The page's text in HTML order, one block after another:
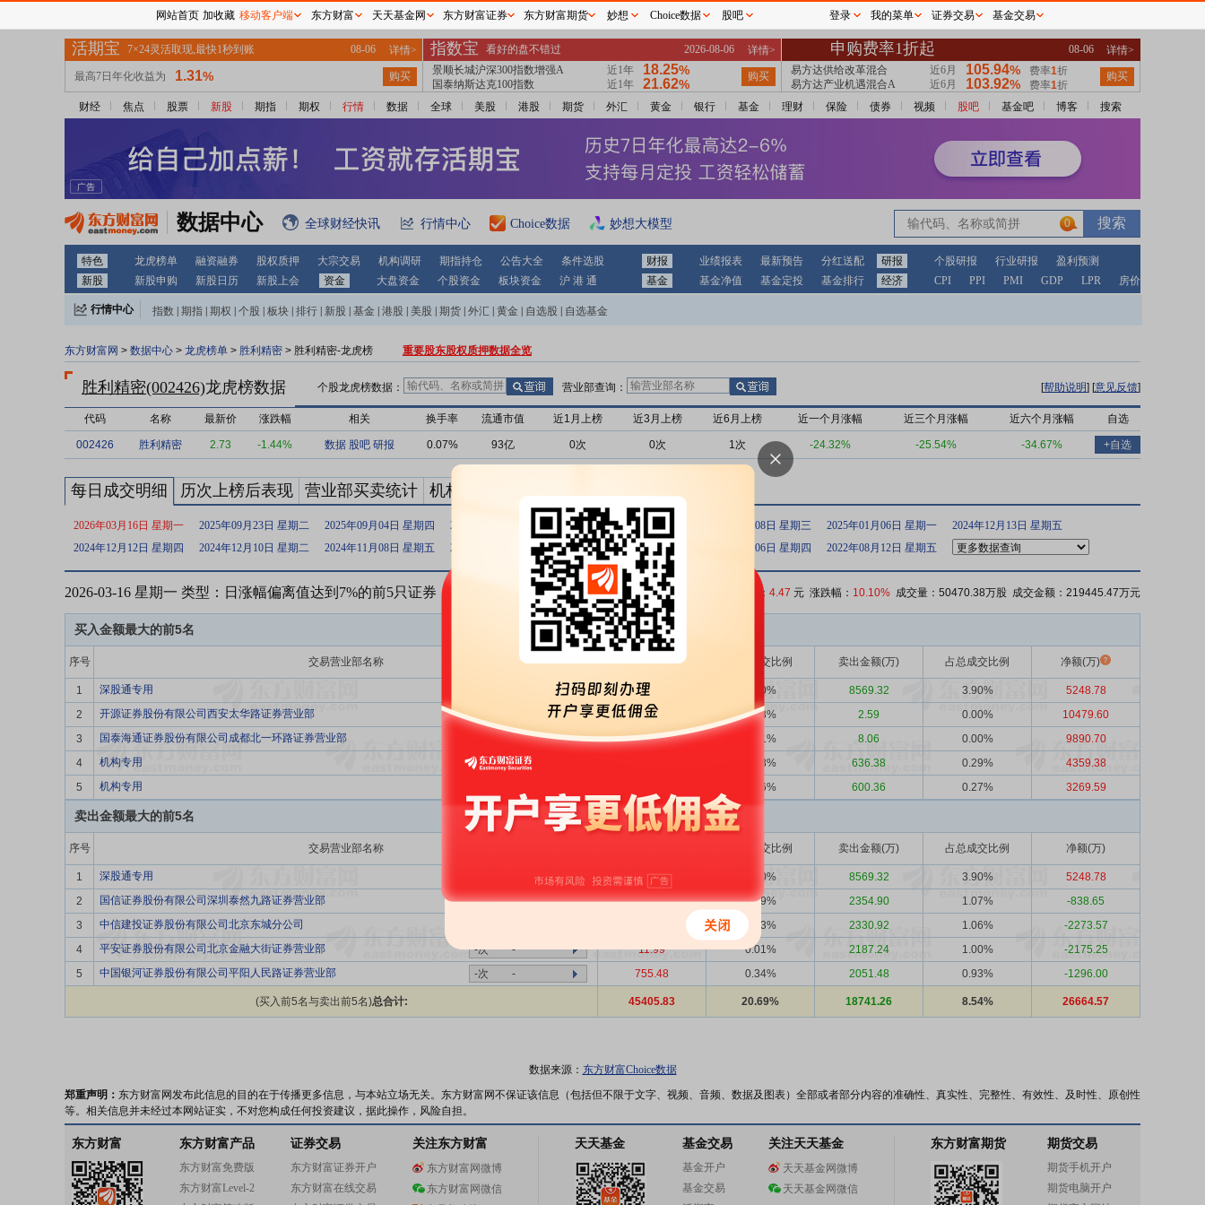
财经 焦点 股票 新股 期指 期权 行情 数据 全球 美股 港股 期货 外汇 黄金 银行 基金 理财 保险 债券 视频 股吧 基金吧 博客 搜索
数据中心 全球财经快讯 行情中心 Choice数据 妙想大模型 0
特色 龙虎榜单 融资融券 股权质押 大宗交易 机构调研 期指持仓 公告大全 条件选股 财报 业绩报表 最新预告 分红送配 研报 个股研报 行业研报
盈利预测
新股
新股申购 新股日历 新股上会 资金 大盘资金 个股资金 板块资金 沪 港 通 基金 基金净值 基金定投 基金排行 经济 CPI PPI PMI GDP LPR 房价
行情中心 指数 期指 期权 个股 板块 排行 新股 基金 港股 美股 期货 外汇 黄金 自选股 自选基金
东方财富网 > 数据中心 > 龙虎榜单 > 胜利精密 > 胜利精密-龙虎榜 重要股东股权质押数据全览
胜利精密(002426)龙虎榜数据 个股龙虎榜数据： 营业部查询： [帮助说明] [意见反馈]
代码 名称 最新价 涨跌幅 相关 换手率 流通市值 近1月上榜 近3月上榜 近6月上榜 近一个月涨幅 近三个月涨幅 近六个月涨幅 自选
002426 胜利精密 2.73 -1.44% 数据 股吧 研报 0.07% 93亿 0次 0次 1次 -24.32% -25.54% -34.67% +自选
每日成交明细 历次上榜后表现 营业部买卖统计 机构买卖统计
2026年03月16日 星期一 2025年09月23日 星期二 2025年09月04日 星期四 2025年03月11日 星期二 2025年02月20日 星期四 2025年01月08日 星期三 2025年01月06日 星期一
2024年12月13日 星期五
2024年12月12日 星期四
2024年12月10日 星期二 2024年11月08日 星期五 2024年08月30日 星期五 2023年08月31日 星期四 2023年04月06日 星期四 2022年08月12日 星期五
2026-03-16 星期一 类型：日涨幅偏离值达到7%的前5只证券 收盘价： 4.47 元 涨跌幅： 10.10% 成交量：50470.38万股 成交金额：219445.47万元
买入金额最大的前5名
序号 交易营业部名称 买入金额(万) 占总成交比例 卖出金额(万) 占总成交比例 净额(万)
1 深股通专用 13818.10 6.30% 8569.32 3.90%
5248.78
2
开源证券股份有限公司西安太华路证券营业部 465次 46.24% 10482.19 4.78% 2.59 0.00%
10479.60
3
国泰海通证券股份有限公司成都北一环路证券营业部 75次 52.00% 9898.76 4.51% 8.06 0.00%
9890.70
4
机构专用 2719次39.39% 2.28% 636.38 0.29%
4359.38
5
机构专用 1.76% 600.36 0.27% 3269.59
卖出金额最大的前5名
序号 交易营业部名称 占总成交比例 卖出金额(万) 占总成交比例 净额(万)
1 深股通专用 39.66% 13818.10 6.30% 8569.32 3.90%
5248.78
2
国信证券股份有限公司深圳泰然九路证券营业部 30次 36.67% 1516.25 0.69% 2354.90 1.07%
-838.65
3
中信建投证券股份有限公司北京东城分公司 0.03% 2330.92 1.06%
-2273.57
4
平安证券股份有限公司北京金融大街证券营业部 -次 - 11.99 0.01% 2187.24 1.00%
-2175.25
5
中国银河证券股份有限公司平阳人民路证券营业部 -次 - 755.48 0.34% 2051.48 0.93% -1296.00
(买入前5名与卖出前5名)总合计: 45405.83 20.69% 18741.26 8.54% 26664.57
数据来源： 东方财富Choice数据
郑重声明： 东方财富网发布此信息的目的在于传播更多信息，与本站立场无关。东方财富网不保证该信息（包括但不限于文字、视频、音频、数据及图表）全部或者部分内容的准确性、真实性、完整性、有效性、及时性、原创性
等。相关信息并未经过本网站证实，不对您构成任何投资建议，据此操作，风险自担。
网站首页 加收藏 移动客户端 东方财富 天天基金网 东方财富证券 东方财富期货 妙想 Choice数据 股吧 登录 我的菜单 证券交易 基金交易